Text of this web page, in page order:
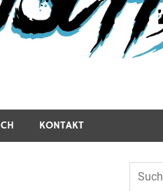
KONTAKT